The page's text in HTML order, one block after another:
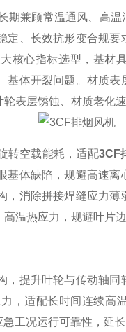
期兼顾常温通风、高
、长效抗形变合规
核心指标选型，基材
体开裂问题。材质
表层锈蚀、材质老化速
空载能耗，适配3CF
基体缺陷，规避高速
消除拼接焊缝应力
温热应力，规避叶片边
提升叶轮与传动轴同
，适配长时间连续高
急工况运行可靠性，延